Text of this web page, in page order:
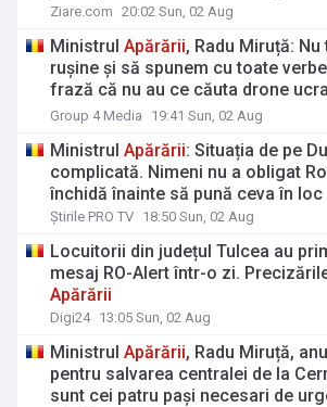
Ziare.com 20:02 Sun, 02 Aug
MinistrulApărării, Radu Miruță:
rușine și să spunem cu toate
frază că nu au ce căuta drone
România. Cu tot respectul pentru
Group 4 Media 19:41 Sun, 02 Aug
MinistrulApărării: Situația de pe
complicată. Nimeni nu a obligat
închidă înainte să pună ceva în loc
Știrile PRO TV 18:50 Sun, 02 Aug
Locuitorii din județul Tulcea au
mesaj RO-Alert într-o zi.
Apărării
Digi24 13:05 Sun, 02 Aug
MinistrulApărării, Radu Miruță,
pentru salvarea centralei de la
sunt cei patru pași necesari de